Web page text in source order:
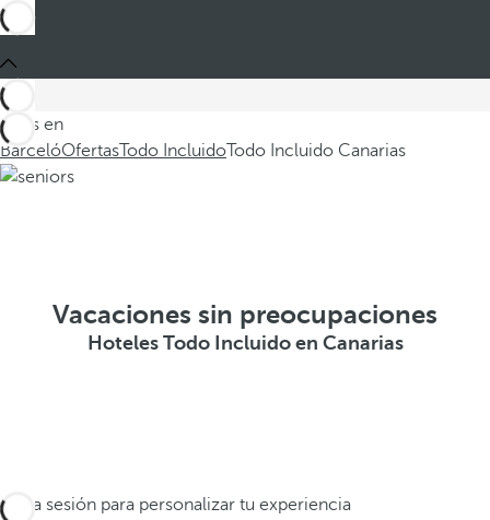
Estás en
BarcelóOfertasTodo IncluidoTodo Incluido Canarias
Vacaciones sin preocupaciones
Hoteles Todo Incluido en Canarias
Inicia sesión para personalizar tu experiencia